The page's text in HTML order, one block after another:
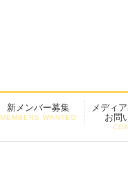
新メンバー募集
MEMBERS WANTED
メディ
お問